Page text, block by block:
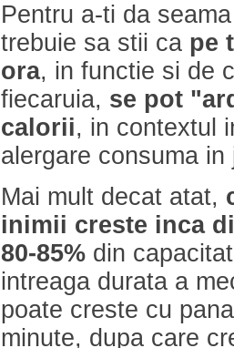
Pentru a-ti da
trebuie sa stii ca pe
ora, in functie si de
fiecaruia, se pot
calorii, in contextul
alergare consuma
Mai mult decat atat,
inimii creste inca
80-85%din
intreaga durata a
poate creste cu
minute, dupa care